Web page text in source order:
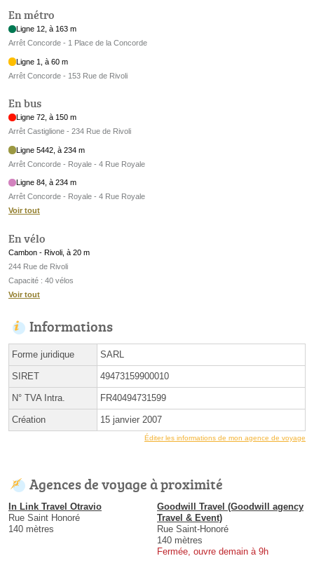
En métro
Ligne 12, à 163 m
Arrêt Concorde - 1 Place de la Concorde
Ligne 1, à 60 m
Arrêt Concorde - 153 Rue de Rivoli
En bus
Ligne 72, à 150 m
Arrêt Castiglione - 234 Rue de Rivoli
Ligne 5442, à 234 m
Arrêt Concorde - Royale - 4 Rue Royale
Ligne 84, à 234 m
Arrêt Concorde - Royale - 4 Rue Royale
Voir tout
En vélo
Cambon - Rivoli, à 20 m
244 Rue de Rivoli
Capacité : 40 vélos
Voir tout
Informations
Forme juridique SARL
SIRET 49473159900010
N° TVA Intra. FR40494731599
Création 15 janvier 2007
Éditer les informations de mon agence de voyage
Agences de voyage à proximité
In Link Travel Otravio
Rue Saint Honoré
140 mètres
Goodwill Travel (Goodwill agency
Travel & Event)
Rue Saint-Honoré
140 mètres
Fermée, ouvre demain à 9h